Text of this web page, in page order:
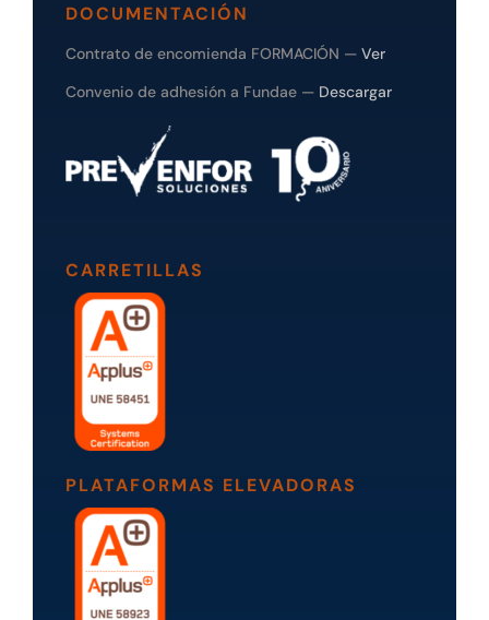
DOCUMENTACIÓN
Contrato de encomienda FORMACIÓN — Ver
Convenio de adhesión a Fundae — Descargar
CARRETILLAS
PLATAFORMAS ELEVADORAS